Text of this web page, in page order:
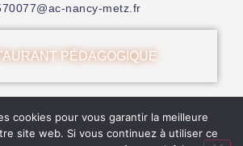
nancy-metz.fr
PÉDAGOGIQUE
Maryse Bastié − tous droits réservés
légales
Politique de confidentialité
cookies pour vous garantir la meilleure
site web. Si vous continuez à utiliser ce